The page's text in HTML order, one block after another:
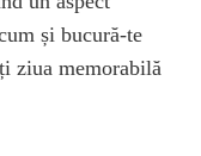
și bucură-te
ziua memorabilă